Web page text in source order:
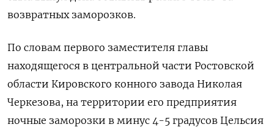
возвратных заморозков.
По словам первого заместителя главы
находящегося в центральной части Ростовской
области Кировского конного завода Николая
Черкезова, на территории его предприятия
ночные заморозки в минус 4-5 градусов Цельсия